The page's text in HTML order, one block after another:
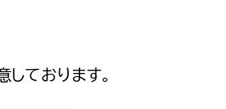
ております。